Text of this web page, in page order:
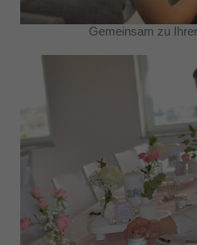
Gemeinsam zu